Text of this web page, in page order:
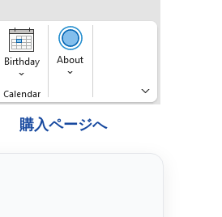
購入ページへ